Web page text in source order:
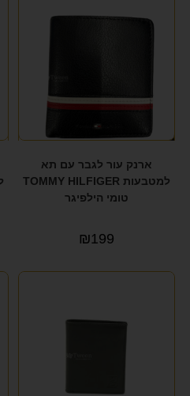
ארנק עור לגבר עם תא
למטבעות TOMMY HILFIGER
טומי הילפיגר
₪199